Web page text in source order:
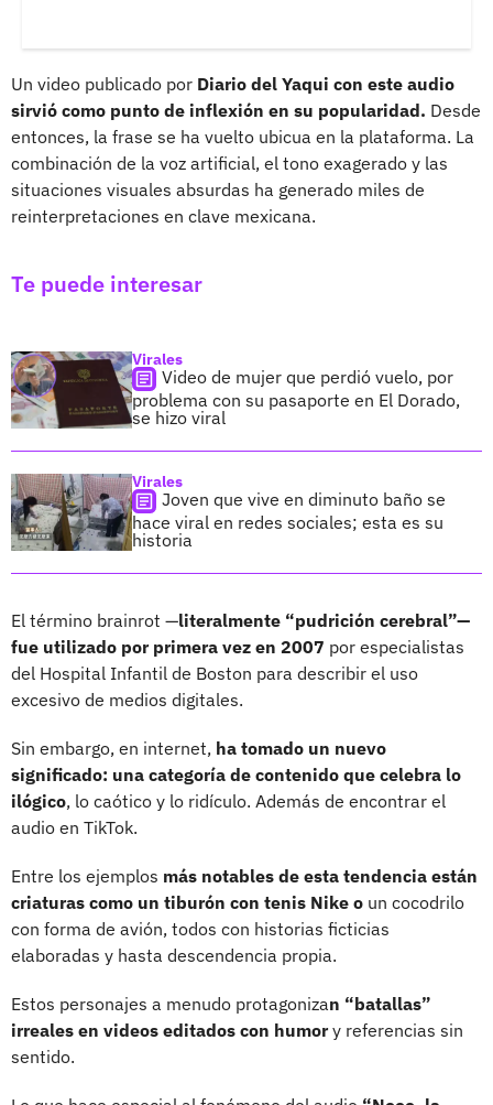
Un video publicado por Diario del Yaqui con este audio
sirvió como punto de inflexión en su popularidad. Desde
entonces, la frase se ha vuelto ubicua en la plataforma. La
combinación de la voz artificial, el tono exagerado y las
situaciones visuales absurdas ha generado miles de
reinterpretaciones en clave mexicana.
Te puede interesar
Virales
Video de mujer que perdió vuelo, por
problema con su pasaporte en El Dorado,
se hizo viral
Virales
Joven que vive en diminuto baño se
hace viral en redes sociales; esta es su
historia
El término brainrot —literalmente “pudrición cerebral”—
fue utilizado por primera vez en 2007 por especialistas
del Hospital Infantil de Boston para describir el uso
excesivo de medios digitales.
Sin embargo, en internet, ha tomado un nuevo
significado: una categoría de contenido que celebra lo
ilógico, lo caótico y lo ridículo. Además de encontrar el
audio en TikTok.
Entre los ejemplos más notables de esta tendencia están
criaturas como un tiburón con tenis Nike o un cocodrilo
con forma de avión, todos con historias ficticias
elaboradas y hasta descendencia propia.
Estos personajes a menudo protagonizan “batallas”
irreales en videos editados con humory referencias sin
sentido.